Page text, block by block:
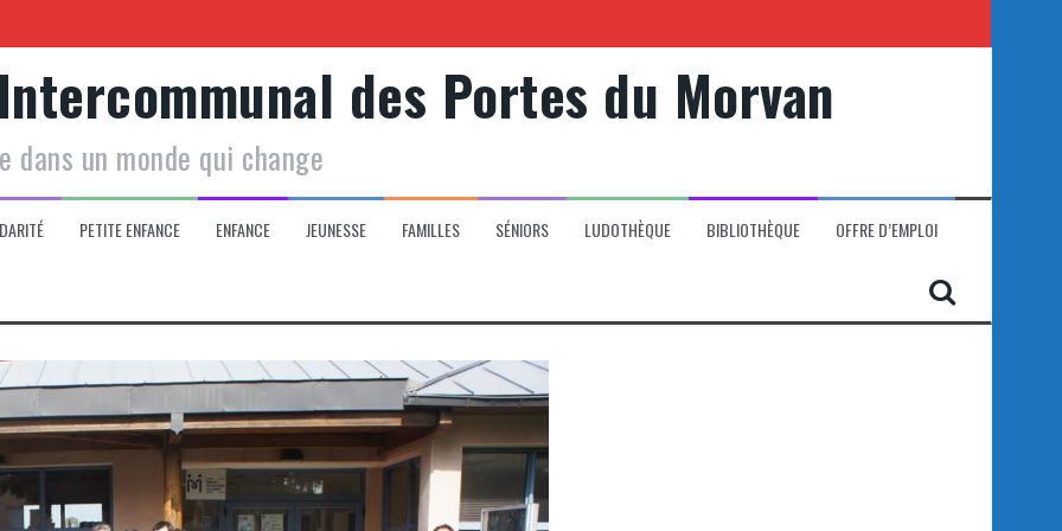
social
votre enfant
des Portes du Morvan
un monde qui change
PETITE ENFANCE ENFANCE JEUNESSE FAMILLES SÉNIORS LUDOTHÈQUE BIBLIOTHÈQUE OFFRE D’EMPLOI